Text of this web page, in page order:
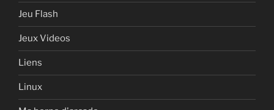
Jeu Flash
Jeux Videos
Liens
Linux